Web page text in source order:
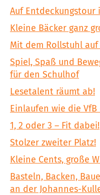
Auf Entdeckungstour
Kleine Bäcker ganz
Mit dem Rollstuhl auf
Spiel, Spaß und
für den Schulhof
Lesetalent räumt ab!
Einlaufen wie die VfB
1, 2 oder 3 – Fit dabei!
Stolzer zweiter Platz!
Kleine Cents, große
Basteln, Backen,
an der Johannes-